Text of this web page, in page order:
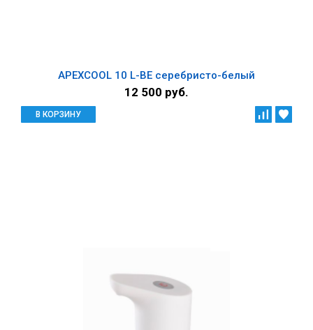
APEXCOOL 10 L-BE cеребристо-белый
12 500 руб.
В КОРЗИНУ